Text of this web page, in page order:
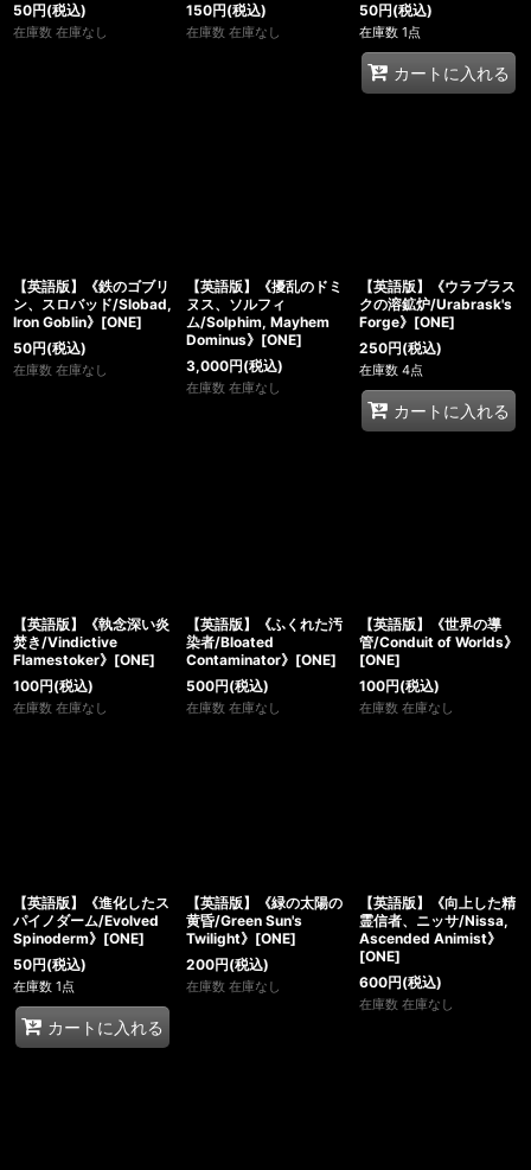
50円(税込)
在庫数 在庫なし
150円(税込)
在庫数 在庫なし
50円(税込)
在庫数 1点
カートに入れる
【英語版】《鉄のゴブリ
ン、スロバッド/Slobad,
Iron Goblin》[ONE]
50円(税込)
在庫数 在庫なし
【英語版】《擾乱のドミ
ヌス、ソルフィ
ム/Solphim, Mayhem
Dominus》[ONE]
3,000円(税込)
在庫数 在庫なし
【英語版】《ウラブラス
クの溶鉱炉/Urabrask's
Forge》[ONE]
250円(税込)
在庫数 4点
カートに入れる
【英語版】《執念深い炎
焚き/Vindictive
Flamestoker》[ONE]
100円(税込)
在庫数 在庫なし
【英語版】《ふくれた汚
染者/Bloated
Contaminator》[ONE]
500円(税込)
在庫数 在庫なし
【英語版】《世界の導
管/Conduit of Worlds》
[ONE]
100円(税込)
在庫数 在庫なし
【英語版】《進化したス
パイノダーム/Evolved
Spinoderm》[ONE]
50円(税込)
在庫数 1点
カートに入れる
【英語版】《緑の太陽の
黄昏/Green Sun's
Twilight》[ONE]
200円(税込)
在庫数 在庫なし
【英語版】《向上した精
霊信者、ニッサ/Nissa,
Ascended Animist》
[ONE]
600円(税込)
在庫数 在庫なし